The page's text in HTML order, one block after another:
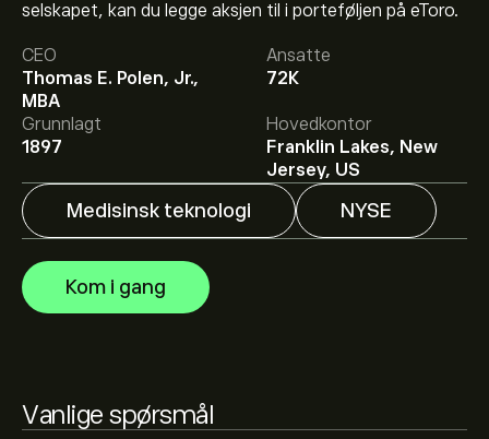
selskapet, kan du legge aksjen til i porteføljen på eToro.
CEO
Thomas E. Polen, Jr.,
MBA
Ansatte
72K
Grunnlagt
1897
Hovedkontor
Franklin Lakes, New
Jersey, US
Medisinsk teknologi NYSE
Kom i gang
Vanlige spørsmål
Den nåværende prisen på BDX er 176.86‎$‎.
Det gjennomsnittlige kursmålet for Becton Dickinson &
Co. er 176.86‎$‎.
på eToro for detaljerte
forventninger og kursmål fra analytikere.
Analytikere gir forventninger for Becton Dickinson & Co.
basert på markedstrender, finansielle rapporter og
forventet vekst. Sjekk de nyeste forventningene for
fremtidige prisbevegelser.
Markedsverdien til Becton Dickinson & Co. er 48.73B‎$‎
Basert på anbefalinger fra 4 analytikere for BDX de
siste 3 månedene, er den generelle konsensusen Sterkt